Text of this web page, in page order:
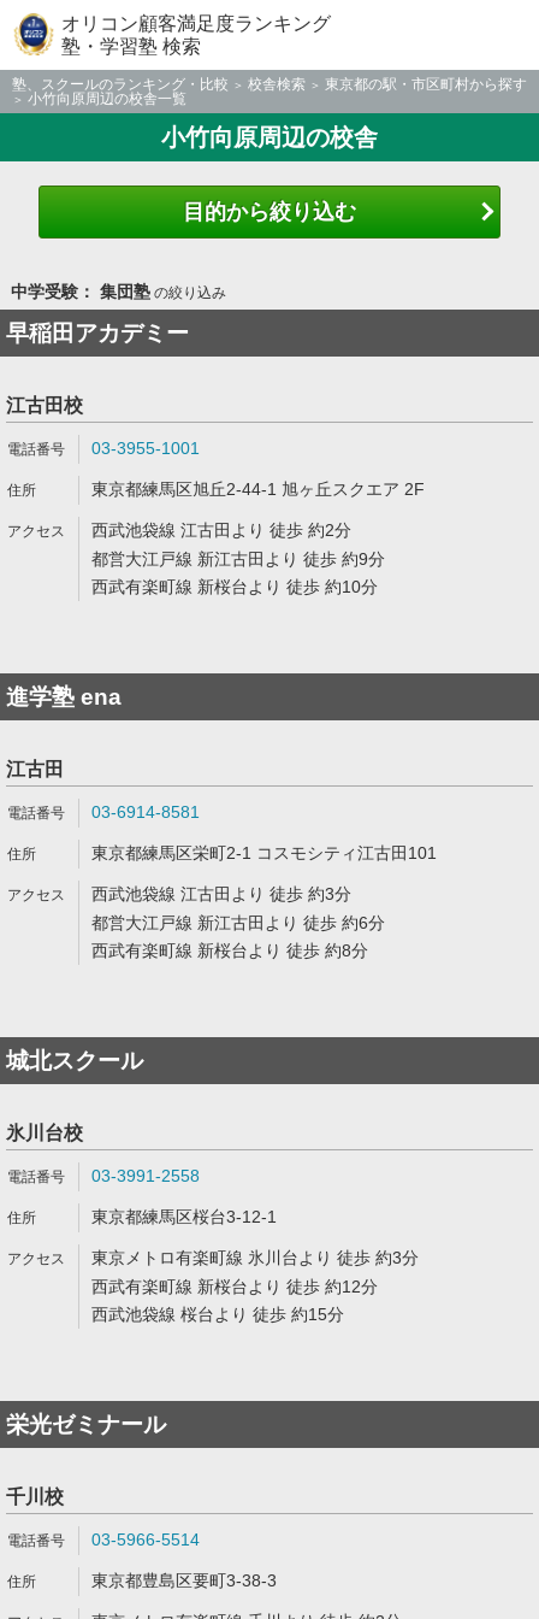
オリコン顧客満足度ランキング
塾・学習塾 検索
塾、スクールのランキング・比較 校舎検索
東京都の駅・市区町村から探す
小竹向原周辺の校舎一覧
小竹向原周辺の校舎
目的から絞り込む
中学受験： 集団塾の絞り込み
早稲田アカデミー
江古田校
03-3955-1001
東京都練馬区旭丘2-44-1 旭ヶ丘スクエア 2F
西武池袋線 江古田より 徒歩 約2分
都営大江戸線 新江古田より 徒歩 約9分
西武有楽町線 新桜台より 徒歩 約10分
進学塾 ena
江古田
03-6914-8581
東京都練馬区栄町2-1 コスモシティ江古田101
西武池袋線 江古田より 徒歩 約3分
都営大江戸線 新江古田より 徒歩 約6分
西武有楽町線 新桜台より 徒歩 約8分
城北スクール
氷川台校
03-3991-2558
東京都練馬区桜台3-12-1
東京メトロ有楽町線 氷川台より 徒歩 約3分
西武有楽町線 新桜台より 徒歩 約12分
西武池袋線 桜台より 徒歩 約15分
栄光ゼミナール
千川校
03-5966-5514
東京都豊島区要町3-38-3